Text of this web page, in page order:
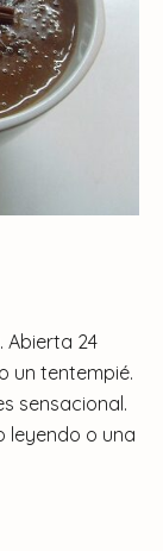
Abierta 24
un tentempié.
sensacional.
leyendo o una